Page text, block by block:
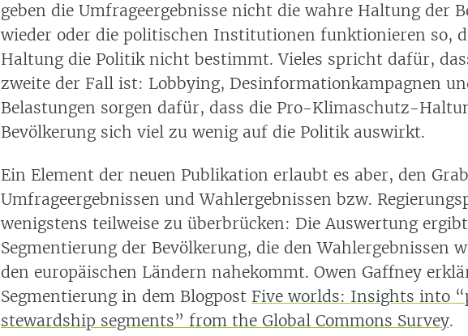
geben die Umfrageergebnisse nicht die wahre Haltung der
wieder oder die politischen Institutionen funktionieren so,
Haltung die Politik nicht bestimmt. Vieles spricht dafür,
zweite der Fall ist: Lobbying, Desinformationkampagnen
Belastungen sorgen dafür, dass die Pro-Klimaschutz-
Bevölkerung sich viel zu wenig auf die Politik auswirkt.
Ein Element der neuen Publikation erlaubt es aber, den
Umfrageergebnissen und Wahlergebnissen bzw.
wenigstens teilweise zu überbrücken: Die Auswertung
Segmentierung der Bevölkerung, die den Wahlergebnissen
den europäischen Ländern nahekommt. Owen Gaffney
Segmentierung in dem Blogpost Five worlds: Insights into
stewardship segments” from the Global Commons Survey.